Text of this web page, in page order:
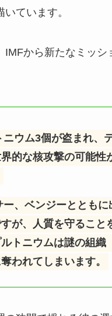
ています。
IMFから新たなミッシ
ニウム3個が盗まれ、
的な核攻撃の可能性
ー、ベンジーとともに
が、人質を守ること
トニウムは謎の組織
われてしまいます。